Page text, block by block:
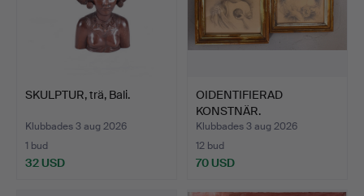
SKULPTUR, trä, Bali.
Klubbades 3 aug 2026
1 bud
32 USD
OIDENTIFIERAD
KONSTNÄR.
Blyertsteckningar,…
Klubbades 3 aug 2026
12 bud
70 USD